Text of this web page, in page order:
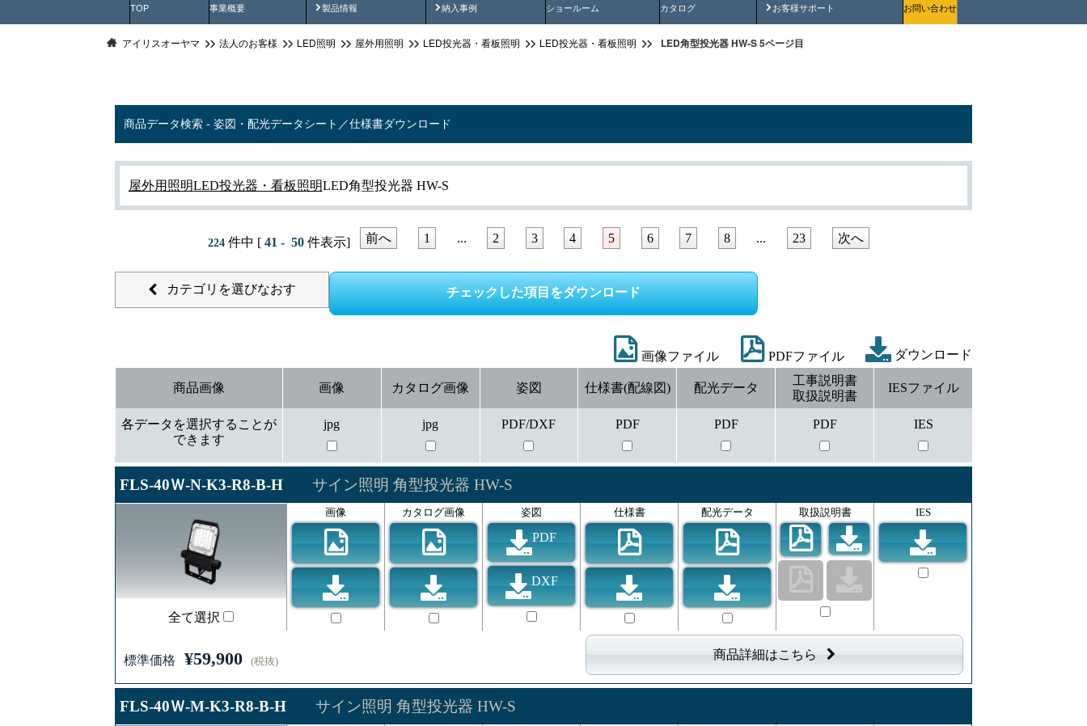
TOP 事業概要 製品情報
製品動画 納入事例
納入事例動画 ショールーム カタログ お客様サポート
安全にご使用いただくためにお問い合わせ
アイリスオーヤマ 法人のお客様 LED照明 屋外用照明 LED投光器・看板照明 LED投光器・看板照明 LED角型投光器 HW-S 5ページ目
商品データ検索 - 姿図・配光データシート／仕様書ダウンロード
屋外用照明LED投光器・看板照明LED角型投光器 HW-S
224 件中 [ 41 - 50 件表示] 前へ 1 ... 2 3 4 5 6 7 8 ... 23 次へ
カテゴリを選びなおす
画像ファイル PDFファイル ダウンロード
商品画像
各データを選択することが
できます
画像
jpg
カタログ画像
jpg
姿図
PDF/DXF
仕様書(配線図)
PDF
配光データ
PDF
工事説明書
取扱説明書
PDF
IESファイル
IES
FLS-40Ｗ-N-K3-R8-B-H サイン照明 角型投光器 HW-S
全て選択
画像 カタログ画像 姿図
PDF
DXF
仕様書 配光データ 取扱説明書 IES
標準価格 ¥59,900 (税抜) 商品詳細はこちら
FLS-40Ｗ-M-K3-R8-B-H サイン照明 角型投光器 HW-S